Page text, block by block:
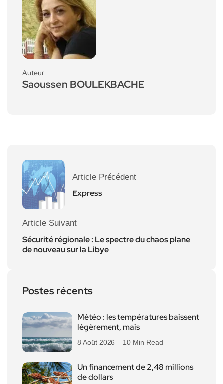
Auteur
Saoussen BOULEKBACHE
Article Précédent
Express
Article Suivant
Sécurité régionale : Le spectre du chaos plane
de nouveau sur la Libye
Postes récents
Météo : les températures baissent
légèrement, mais
8 Août 2026 10 Min Read
Un financement de 2,48 millions
de dollars